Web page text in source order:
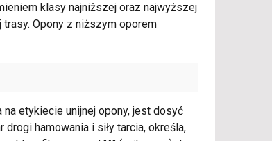
klasy najniższej oraz najwyższej
Opony z niższym oporem
etykiecie unijnej opony, jest dosyć
hamowania i siły tarcia, określa,